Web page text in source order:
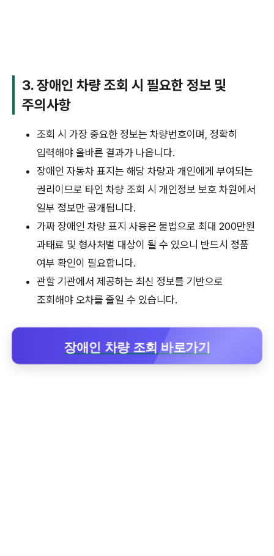
3. 장애인 차량 조회 시 필요한 정보 및
주의사항
조회 시 가장 중요한 정보는 차량번호이며, 정확히
입력해야 올바른 결과가 나옵니다.
장애인 자동차 표지는 해당 차량과 개인에게 부여되는
권리이므로 타인 차량 조회 시 개인정보 보호 차원에서
일부 정보만 공개됩니다.
가짜 장애인 차량 표지 사용은 불법으로 최대 200만원
과태료 및 형사처벌 대상이 될 수 있으니 반드시 정품
여부 확인이 필요합니다.
관할 기관에서 제공하는 최신 정보를 기반으로
조회해야 오차를 줄일 수 있습니다.
장애인 차량 조회 바로가기